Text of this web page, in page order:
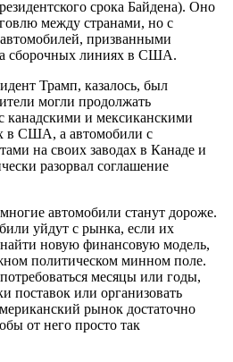
срока Байдена). Оно
между странами, но с
призванными
сборочных линиях в США.
Трамп, казалось, был
могли продолжать
канадскими и мексиканскими
в США, а автомобили с
на своих заводах в Канаде и
разорвал соглашение
автомобили станут дороже.
уйдут с рынка, если их
новую финансовую модель,
политическом минном поле.
месяцы или годы,
поставок или организовать
рынок достаточно
от него просто так